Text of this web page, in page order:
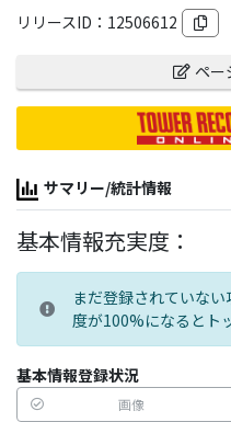
リリースID： 12506612
ペー
サマリー/統計情報
基本情報充実度：
まだ登録されていな
度が100%になるとト
基本情報登録状況
画像